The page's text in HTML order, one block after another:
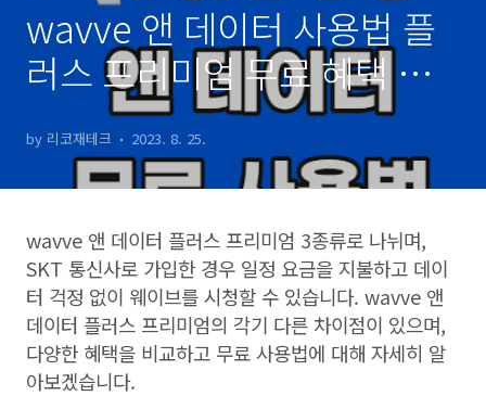
wavve 앤 데이터 사용법 플
러스 프리미엄 무료 혜택 비
교 SKT
by 리코재테크 2023. 8. 25.
wavve 앤 데이터 플러스 프리미엄 3종류로 나뉘며,
SKT 통신사로 가입한 경우 일정 요금을 지불하고 데이
터 걱정 없이 웨이브를 시청할 수 있습니다. wavve 앤
데이터 플러스 프리미엄의 각기 다른 차이점이 있으며,
다양한 혜택을 비교하고 무료 사용법에 대해 자세히 알
아보겠습니다.